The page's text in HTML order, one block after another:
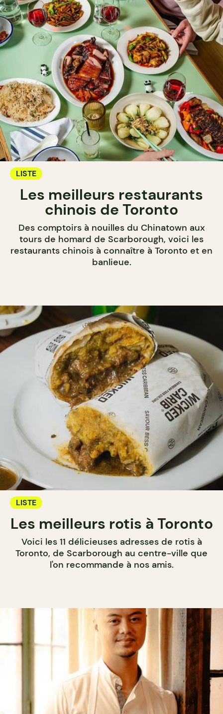
LISTE
Les meilleurs restaurants
chinois de Toronto
Des comptoirs à nouilles du Chinatown aux
tours de homard de Scarborough, voici les
restaurants chinois à connaître à Toronto et en
banlieue.
LISTE
Les meilleurs rotis à Toronto
Voici les 11 délicieuses adresses de rotis à
Toronto, de Scarborough au centre-ville que
l'on recommande à nos amis.